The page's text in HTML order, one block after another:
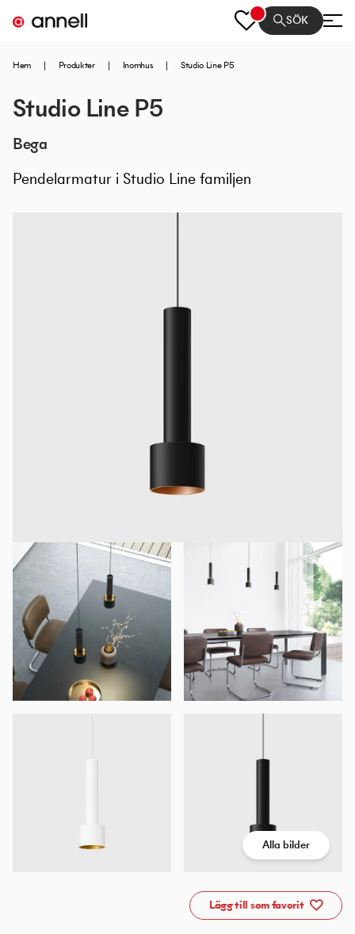
SÖK
Hem | Produkter | Inomhus | Studio Line P5
Studio Line P5
Bega
Pendelarmatur i Studio Line familjen
Alla bilder
Lägg till som favorit